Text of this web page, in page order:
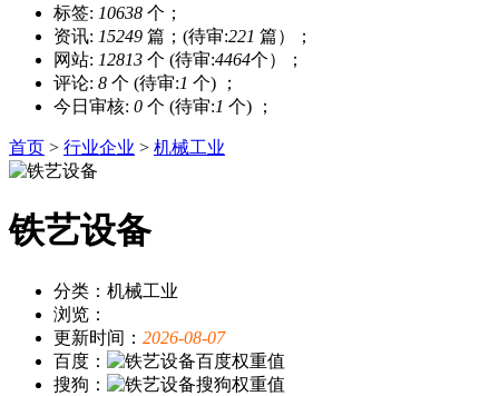
标签: 10638 个；
资讯: 15249 篇；(待审:221 篇）；
网站: 12813 个 (待审:4464个）；
评论: 8 个 (待审:1 个) ；
今日审核: 0 个 (待审:1 个) ；
首页 > 行业企业 > 机械工业
铁艺设备
分类：机械工业
浏览：
更新时间： 2026-08-07
百度：
搜狗：